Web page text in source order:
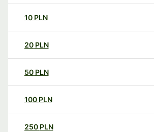
10 PLN
20 PLN
50 PLN
100 PLN
250 PLN